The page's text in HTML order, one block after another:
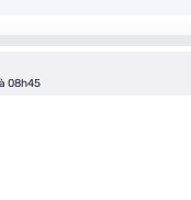
08h45